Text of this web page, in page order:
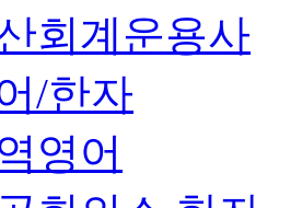
회계운용사
/한자
영어